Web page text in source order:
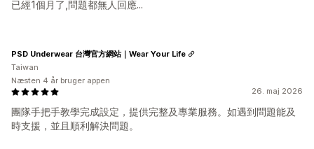
已經1個月了,問題都無人回應...
26. maj 2026
團隊手把手教學完成設定，提供完整及專業服務。如遇到問題能及
時支援，並且順利解決問題。
PSD Underwear 台灣官方網站｜Wear Your Life
Taiwan
Næsten 4 år bruger appen